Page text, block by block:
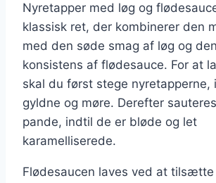
Nyretapper med løg og
klassisk ret, der kombinerer den
med den søde smag af løg og
konsistens af flødesauce. For at
skal du først stege nyretapperne,
gyldne og møre. Derefter
pande, indtil de er bløde og let
karamelliserede.
Flødesaucen laves ved at